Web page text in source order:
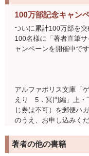
100万部記念キャン
ついに累計100万部を
100名様に「著者直筆
ャンペーンを開催中です
アルファポリス文庫
えり 5．冥門編」上・
じ券は不可）を郵便ハ
のうえ、お申し込みくだ
著者の他の書籍